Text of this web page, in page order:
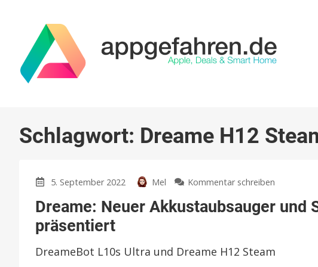
Schlagwort: Dreame H12
5. September 2022 Mel Kommentar schreiben
Neuer
Dreame: Neuer Akkustaubsauger und
präsentiert
DreameBot L10s Ultra und Dreame H12 Steam